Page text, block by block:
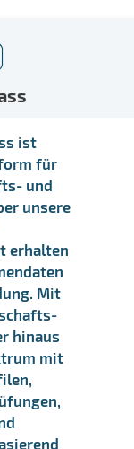
ist
für
und
unsere
erhalten
Mit
hinaus
mit